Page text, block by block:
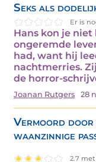
Seks als
Er is
Hans kon je
ongeremde
had, want hij
nachtmerries.
de horror-
Joanan Rutgers 28
Vermoord door
waanzinnige
2.7